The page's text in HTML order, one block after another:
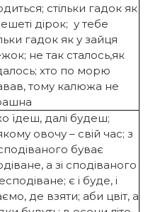
стільки гадок як
дірок; у тебе
гадок як у зайця
не так сталось,як
хто по морю
тому калюжа не
їдеш, далі будеш;
овочу – свій час; з
буває
а зі сподіваного
є і буде, і
де взяти; аби цвіт, а